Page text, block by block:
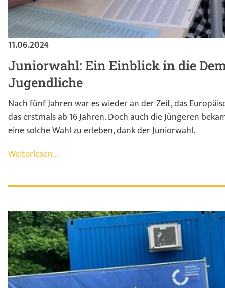
11.06.2024
Juniorwahl: Ein Einblick in die
Jugendliche
Nach fünf Jahren war es wieder an der Zeit, das
das erstmals ab 16 Jahren. Doch auch die Jüngeren
eine solche Wahl zu erleben, dank der Juniorwahl.
Weiterlesen...